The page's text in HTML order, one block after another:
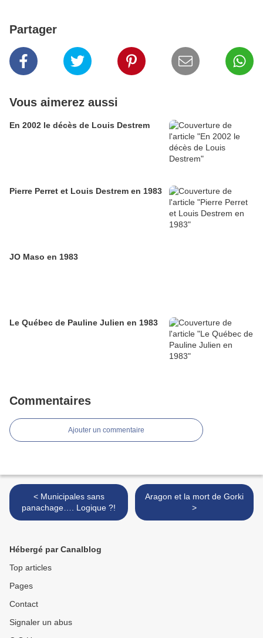
Partager
Vous aimerez aussi
En 2002 le décès de Louis Destrem
Pierre Perret et Louis Destrem en 1983
JO Maso en 1983
Le Québec de Pauline Julien en 1983
Commentaires
Ajouter un commentaire
< Municipales sans
panachage…. Logique ?!
Aragon et la mort de Gorki
>
Hébergé par Canalblog
Top articles
Pages
Contact
Signaler un abus